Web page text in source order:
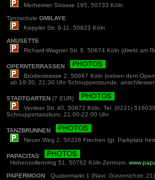
Merheimer Strasse 195, 50733 Köln
Tanzschule OMILAYE
Keppler Str. 9-11, 50823 Köln
AMUSETTE
Richard-Wagner Str. 8, 50674 Köln (direkt am
OPERNTERRASSEN
Brüderstrasse 2, 50667 Köln (neben dem
ab 19:30, 21:30 Uhr Schnupperstunde,
STADTGARTEN (7 EUR)
Venloer Str. 40, 50672 Köln, Tel. (0221)
Schnuppertanzkurs: 21.00-22.00 Uhr
TANZBRUNNEN
Neuer Weg 2, 50226 Frechen (gr. Parkplatz
PAPACITAS
Hohenzollernring 51, 50762 Köln-Zentrum.
PAPERMOON Quatermarkt 1 (Navi: Gürzenichstr.